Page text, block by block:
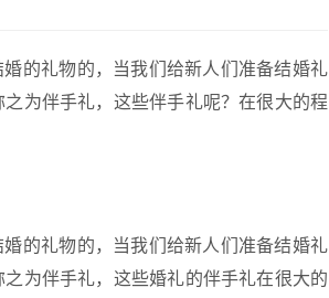
的礼物的，当我们给新人们准备结婚礼
为伴手礼，这些伴手礼呢？在很大的程
的礼物的，当我们给新人们准备结婚礼
为伴手礼，这些婚礼的伴手礼在很大的